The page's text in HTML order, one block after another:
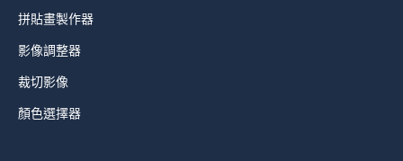
拼貼畫製作器
影像調整器
裁切影像
顏色選擇器